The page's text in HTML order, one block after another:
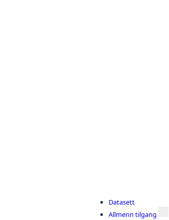
Datasett
Allmenn tilgang